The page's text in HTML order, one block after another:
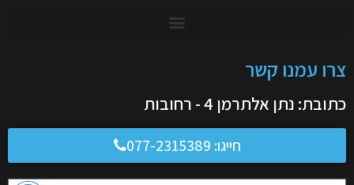
צרו עמנו קשר
כתובת: נתן אלתרמן 4 - רחובות
חייגו: 077-2315389